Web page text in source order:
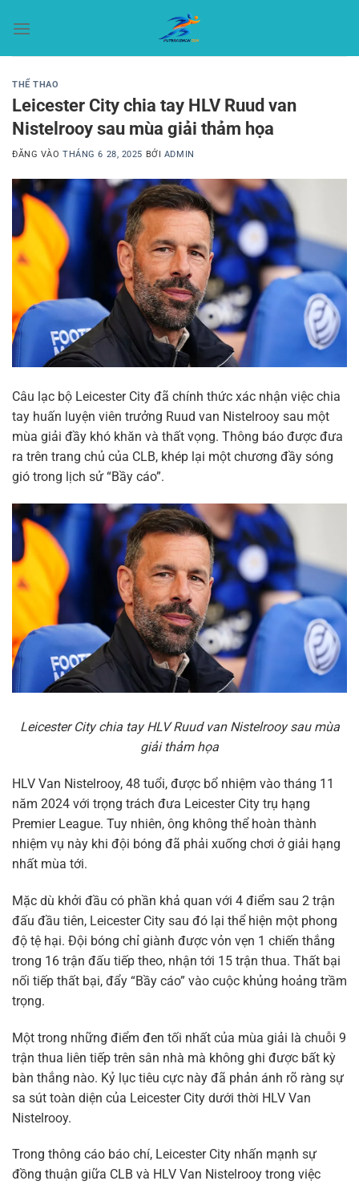
qua
THỂ THAO
Leicester City chia tay HLV Ruud van
Nistelrooy sau mùa giải thảm họa
ĐĂNG VÀOTHÁNG 6 28, 2025 BỞI ADMIN
Câu lạc bộ Leicester City đã chính thức xác nhận việc chia
tay huấn luyện viên trưởng Ruud van Nistelrooy sau một
mùa giải đầy khó khăn và thất vọng. Thông báo được đưa
ra trên trang chủ của CLB, khép lại một chương đầy sóng
gió trong lịch sử “Bầy cáo”.
Leicester City chia tay HLV Ruud van Nistelrooy sau mùa
giải thảm họa
HLV Van Nistelrooy, 48 tuổi, được bổ nhiệm vào tháng 11
năm 2024 với trọng trách đưa Leicester City trụ hạng
Premier League. Tuy nhiên, ông không thể hoàn thành
nhiệm vụ này khi đội bóng đã phải xuống chơi ở giải hạng
nhất mùa tới.
Mặc dù khởi đầu có phần khả quan với 4 điểm sau 2 trận
đấu đầu tiên, Leicester City sau đó lại thể hiện một phong
độ tệ hại. Đội bóng chỉ giành được vỏn vẹn 1 chiến thắng
trong 16 trận đấu tiếp theo, nhận tới 15 trận thua. Thất bại
nối tiếp thất bại, đẩy “Bầy cáo” vào cuộc khủng hoảng trầm
trọng.
Một trong những điểm đen tối nhất của mùa giải là chuỗi 9
trận thua liên tiếp trên sân nhà mà không ghi được bất kỳ
bàn thắng nào. Kỷ lục tiêu cực này đã phản ánh rõ ràng sự
sa sút toàn diện của Leicester City dưới thời HLV Van
Nistelrooy.
Trong thông cáo báo chí, Leicester City nhấn mạnh sự
đồng thuận giữa CLB và HLV Van Nistelrooy trong việc